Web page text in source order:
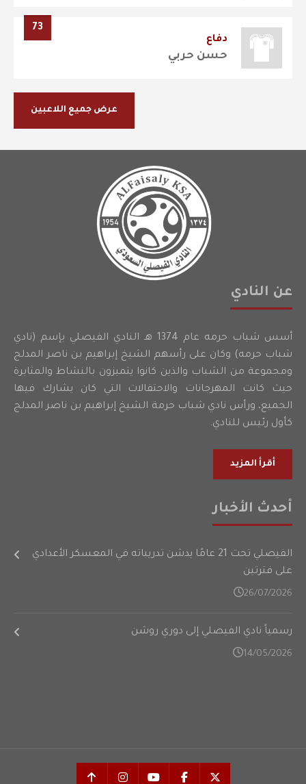
73
دفاع
حسن حربي
عرض جميع اللاعبين
عن النادي
أسس شباب حرمه عام 1374 هـ النادي الفيصلي بإسم (نادي
شباب حرمه) وكان على رأسهم الشيخ إبراهيم بن ناصر المدلج
ومجموعة من الشباب والذين كانوا يتميزون بالنشاط والمثابرة
حيث كانت المهرجانات والاحتفالات التي كان يشارك فيها
الجميع، ورأس نادي شباب حرمة الشيخ إبراهيم بن ناصر المدلج
كأول رئيس للنادي.
أقرأ المزيد
أحدث الأخبار
الفيصلي تحت 21 عامًا يدشن تدريباته في المعسكر الأعدادي
على فترتين
26/07/2026
رسمياً نادي الفيصلي إلى دوري روشن
14/05/2026